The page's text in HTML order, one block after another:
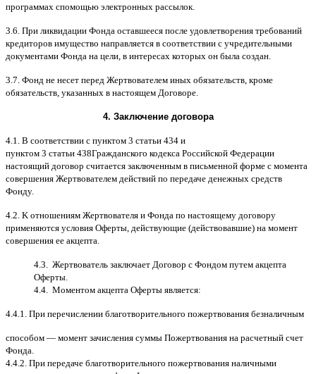
программах cпомощью электронных рассылок
3.6. При ликвидации Фонда оставшееся после удовлетворения требований
кредиторов имущество направляется в соответствии с учредительными
документами Фонда на цели в интересах которых он была создан
3.7. Фонд не несет перед Жертвователем иных обязательств кроме
обязательств указанных в настоящем Договоре
4. Заключение договора
4.1. B соответствии с пунктом 3 статьи 434 и
пунктом 3 статьи 438Гражданского кодекса Российской Федерации
настоящий договор считается заключенным в письменной форме c момента
совершения Жертвователем действий по передаче денежных средств
Фонду.
4.2. K отношениям Жертвователя и Фонда по настоящему договору
применяются условия Оферты действующие (действовавшие) на момент
совершения ее акцепта
4.3. Жертвователь заключает Договор c Фондом путем акцепта
Оферты
4.4. Моментом акцепта Оферты является:
4.4.1. При перечислении благотворительного пожертвования безналичным
способом — момент зачисления суммы Пожертвования на расчетный счет
Фонда
4.4.2. При передаче благотворительного пожертвования наличными